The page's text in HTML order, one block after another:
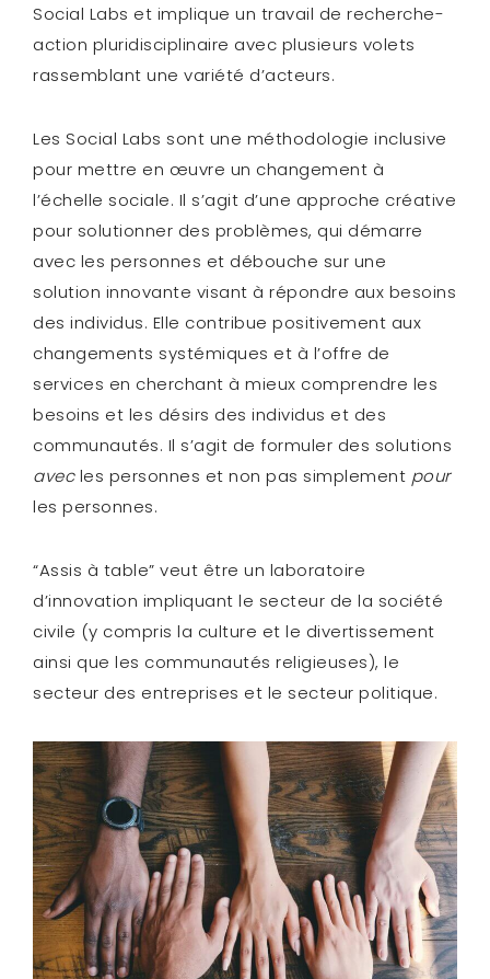
Social Labs et implique un travail de recherche-
action pluridisciplinaire avec plusieurs volets
rassemblant une variété d’acteurs.
Les Social Labs sont une méthodologie inclusive
pour mettre en œuvre un changement à
l’échelle sociale. Il s’agit d’une approche créative
pour solutionner des problèmes, qui démarre
avec les personnes et débouche sur une
solution innovante visant à répondre aux besoins
des individus. Elle contribue positivement aux
changements systémiques et à l’offre de
services en cherchant à mieux comprendre les
besoins et les désirs des individus et des
communautés. Il s’agit de formuler des solutions
avecles personnes et non pas simplement pour
les personnes.
“Assis à table” veut être un laboratoire
d’innovation impliquant le secteur de la société
civile (y compris la culture et le divertissement
ainsi que les communautés religieuses), le
secteur des entreprises et le secteur politique.